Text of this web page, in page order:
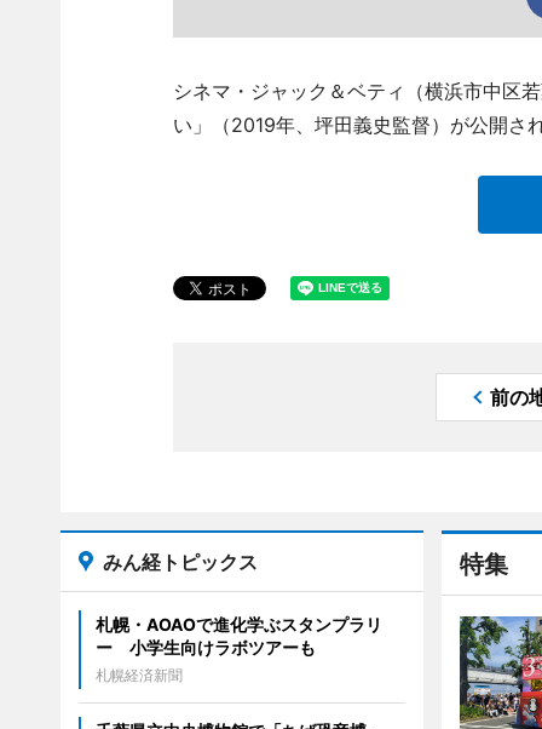
シネマ・ジャック＆ベティ（横浜市中区
い」（2019年、坪田義史監督）が公開さ
前の
特集
みん経トピックス
札幌・AOAOで進化学ぶスタンプラリ
ー 小学生向けラボツアーも
札幌経済新聞